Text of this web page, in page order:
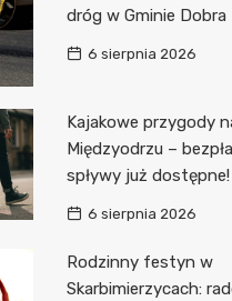
dróg w Gminie Dobra
6 sierpnia 2026
Kajakowe przygody
Międzyodrzu –
spływy już dostępne!
6 sierpnia 2026
Rodzinny festyn w
Skarbimierzycach: